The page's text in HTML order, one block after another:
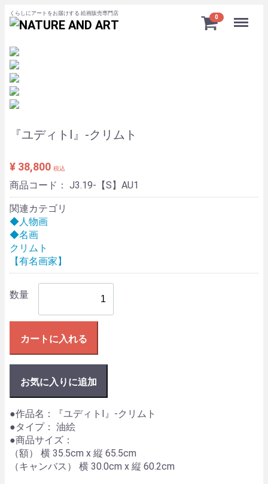
くらしにアートをお届けする 絵画販売専門店
0 Menu
『ユディトⅠ』-クリムト
¥ 38,800 税込
商品コード： J3.19-【S】AU1
関連カテゴリ
◆人物画
◆名画
クリムト
【有名画家】
数量
カートに入れる
お気に入りに追加
●作品名：『ユディトⅠ』-クリムト
●タイプ： 油絵
●商品サイズ：
（額） 横 35.5cm x 縦 65.5cm
（キャンバス） 横 30.0cm x 縦 60.2cm